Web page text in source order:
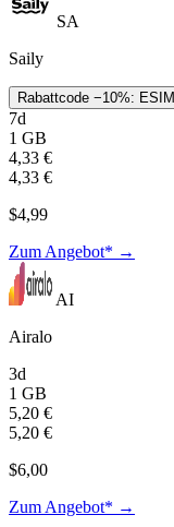
SA
Saily
Rabattcode −10%:
7d
1 GB
4,33 €
4,33 €
$4,99
Zum Angebot* →
AI
Airalo
3d
1 GB
5,20 €
5,20 €
$6,00
Zum Angebot* →